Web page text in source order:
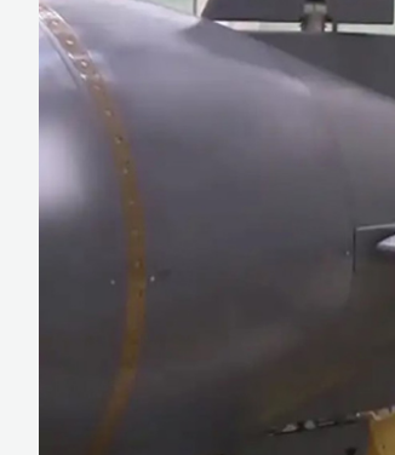
Герасимовазаявил, что Россия
рассказал, что в ходе
около 15 часов. Были
маневры. Ракета способна